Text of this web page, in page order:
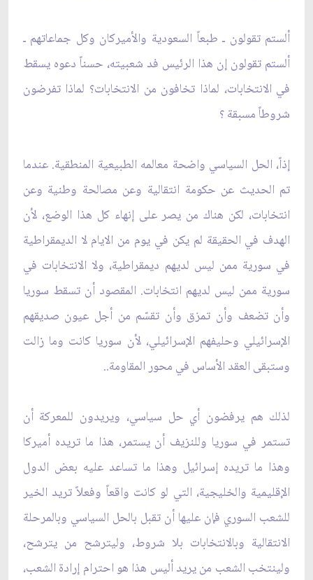
ألستم تقولون ـ طبعاً السعودية والأميركان وكل جماعاتهم ـ
ألستم تقولون إن هذا الرئيس فد شعبيته، حسناً دعوه يسقط
في الانتخابات، لماذا تخافون من الانتخابات؟ لماذا تفرضون
شروطاً مسبقة ؟
إذاً، الحل السياسي واضحة معالمه الطبيعية المنطقية. عندما
تم الحديث عن حكومة انتقالية وعن مصالحة وطنية وعن
انتخابات، لكن هناك من يصر على إنهاء كل هذا الوضع، لأن
الهدف في الحقيقة لم يكن في يوم من الايام لا الديمقراطية
في سورية ممن ليس لديهم ديمقراطية، ولا الانتخابات في
سورية ممن ليس لديهم انتخابات. المقصود أن تسقط سوريا
وأن تضعف وأن تمزق وأن تقسّم من أجل عيون صديقهم
الإسرائيلي وحليفهم الإسرائيلي، لأن سوريا كانت وما زالت
وستبقى العقد الأساس في محور المقاومة..
لذلك هم يرفضون أي حل سياسي، ويريدون للمعركة أن
تستمر في سوريا وللنزيف أن يستمر، هذا ما تريده أميركا
وهذا ما تريده إسرائيل وهذا ما تساعد عليه بعض الدول
الإقليمية والخليجية، التي لو كانت واقعاً وفعلاً تريد الخير
للشعب السوري فإن عليها أن تقبل بالحل السياسي وبالمرحلة
الانتقالية وبالانتخابات بلا شروط، وليترشح من يترشح،
ولينتخب الشعب من يريد أليس هذا هو احترام إرادة الشعب،